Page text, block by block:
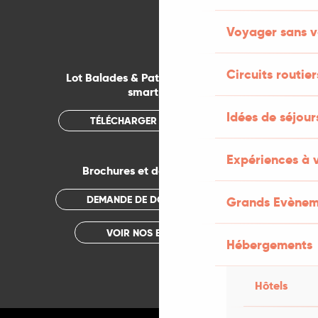
Voyager sans
Circuits
Idées de
Expériences à
Grands
Hébergements
Hôtels
Lot Balades & Patrimoines sur votre
smartphone
TÉLÉCHARGER L'APPLICATION
Brochures et documentations
DEMANDE DE DOCUMENTATION
VOIR NOS BROCHURES